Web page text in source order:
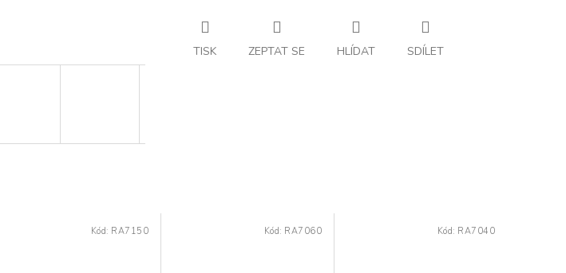
TISK ZEPTAT SE HLÍDAT SDÍLET
Kód: RA7150 Kód: RA7060 Kód: RA7040